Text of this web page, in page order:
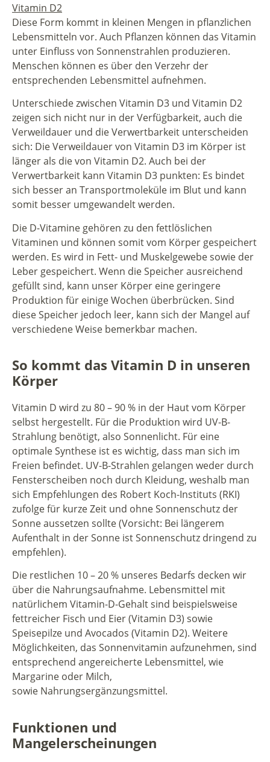
Vitamin D2
Diese Form kommt in kleinen Mengen in pflanzlichen
Lebensmitteln vor. Auch Pflanzen können das Vitamin
unter Einfluss von Sonnenstrahlen produzieren.
Menschen können es über den Verzehr der
entsprechenden Lebensmittel aufnehmen.
Unterschiede zwischen Vitamin D3 und Vitamin D2
zeigen sich nicht nur in der Verfügbarkeit, auch die
Verweildauer und die Verwertbarkeit unterscheiden
sich: Die Verweildauer von Vitamin D3 im Körper ist
länger als die von Vitamin D2. Auch bei der
Verwertbarkeit kann Vitamin D3 punkten: Es bindet
sich besser an Transportmoleküle im Blut und kann
somit besser umgewandelt werden.
Die D-Vitamine gehören zu den fettlöslichen
Vitaminen und können somit vom Körper gespeichert
werden. Es wird in Fett- und Muskelgewebe sowie der
Leber gespeichert. Wenn die Speicher ausreichend
gefüllt sind, kann unser Körper eine geringere
Produktion für einige Wochen überbrücken. Sind
diese Speicher jedoch leer, kann sich der Mangel auf
verschiedene Weise bemerkbar machen.
So kommt das Vitamin D in unseren
Körper
Vitamin D wird zu 80 – 90 % in der Haut vom Körper
selbst hergestellt. Für die Produktion wird UV-B-
Strahlung benötigt, also Sonnenlicht. Für eine
optimale Synthese ist es wichtig, dass man sich im
Freien befindet. UV-B-Strahlen gelangen weder durch
Fensterscheiben noch durch Kleidung, weshalb man
sich Empfehlungen des Robert Koch-Instituts (RKI)
zufolge für kurze Zeit und ohne Sonnenschutz der
Sonne aussetzen sollte (Vorsicht: Bei längerem
Aufenthalt in der Sonne ist Sonnenschutz dringend zu
empfehlen).
Die restlichen 10 – 20 % unseres Bedarfs decken wir
über die Nahrungsaufnahme. Lebensmittel mit
natürlichem Vitamin-D-Gehalt sind beispielsweise
fettreicher Fisch und Eier (Vitamin D3) sowie
Speisepilze und Avocados (Vitamin D2). Weitere
Möglichkeiten, das Sonnenvitamin aufzunehmen, sind
entsprechend angereicherte Lebensmittel, wie
Margarine oder Milch,
sowie Nahrungsergänzungsmittel.
Funktionen und
Mangelerscheinungen